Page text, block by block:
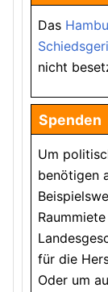
Das
nicht
Spenden
Um
benötigen
für die
Oder um